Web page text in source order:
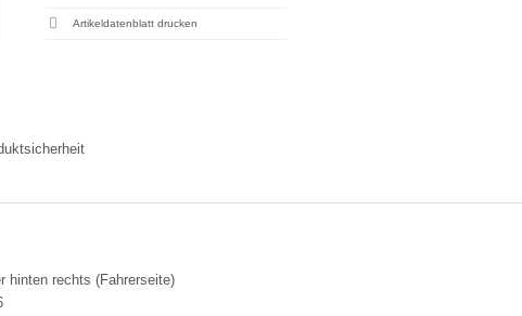
Artikeldatenblatt drucken
hinten rechts (Fahrerseite)